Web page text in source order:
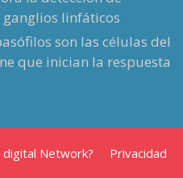
ganglios linfáticos
son las células del
que inician la respuesta
Network? Privacidad